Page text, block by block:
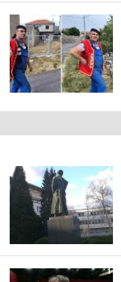
0
4
1